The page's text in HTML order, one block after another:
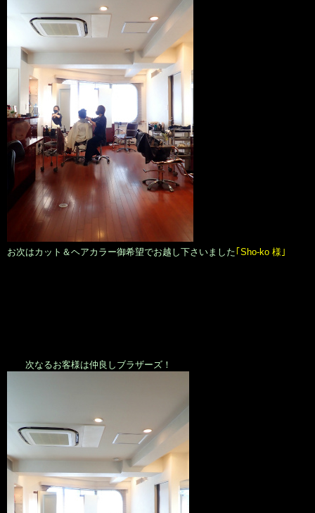
お次はカット＆ヘアカラー御希望でお越し下さいました｢Sho-ko 様｣
次なるお客様は仲良しブラザーズ！